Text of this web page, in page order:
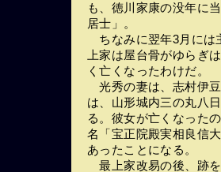
も、徳川家康の没年に
居士」。
ちなみに翌年3月には
上家は屋台骨がゆらぎ
く亡くなったわけだ。
光秀の妻は、志村伊
は、山形城内三の丸八
る。彼女が亡くなった
名「宝正院殿実相良信
あったことになる。
最上家改易の後、跡